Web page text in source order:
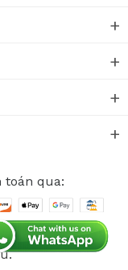
toán qua:
Co., Ltd. Mọi